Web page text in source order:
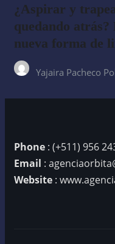
¿Aspirar y
quedando
nueva forma de
Yajaira Pacheco
Phone : (+511) 956
Email :
Website :